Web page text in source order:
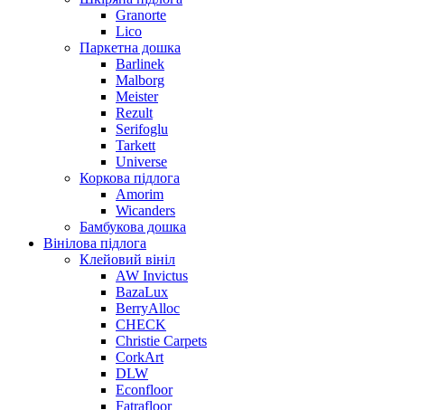
Granorte
Lico
Паркетна дошка
Barlinek
Malborg
Meister
Rezult
Serifoglu
Tarkett
Universe
Коркова підлога
Amorim
Wicanders
Бамбукова дошка
Вінілова підлога
Клейовий вініл
AW Invictus
BazaLux
BerryAlloc
CHECK
Christie Carpets
CorkArt
DLW
Econfloor
Fatrafloor